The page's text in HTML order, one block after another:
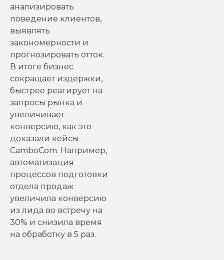
анализировать
поведение клиентов,
выявлять
закономерности и
прогнозировать отток.
В итоге бизнес
сокращает издержки,
быстрее реагирует на
запросы рынка и
увеличивает
конверсию, как это
доказали кейсы
CamboCom. Например,
автоматизация
процессов подготовки
отдела продаж
увеличила конверсию
из лида во встречу на
30% и снизила время
на обработку в 5 раз.